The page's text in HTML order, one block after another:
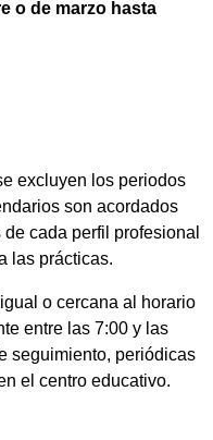
o de marzo hasta
excluyen los periodos
son acordados
cada perfil profesional
las prácticas.
o cercana al horario
entre las 7:00 y las
seguimiento, periódicas
el centro educativo.